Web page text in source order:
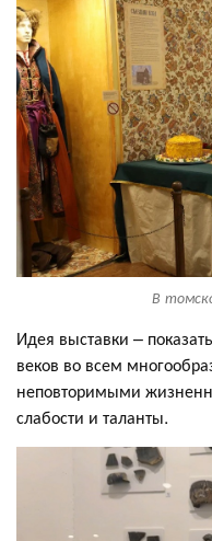
В
Идея выставки –
веков во всем
неповторимыми
слабости и таланты.